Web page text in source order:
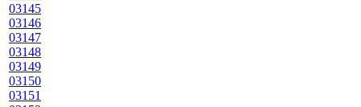
03145
03146
03147
03148
03149
03150
03151